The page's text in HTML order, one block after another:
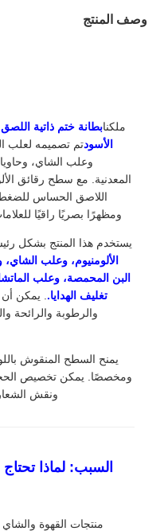
وصف المنتج
ملكنابطانة ختم ذاتية
الأسودتم تصميمه لعلب
وعلب الشاي،
المعدنية. مع سطح رقائق
اللاصق الحساس
ومظهرًا بصريًا راقيًا
يستخدم هذا المنتج بشكل
الألومنيوم، وعلب
البن المحمصة، وعلب
تغليف الهدايا. . يمكن
والرطوبة والرائحة
يمنح السطح المنقوش
ومخصصًا. يمكن تخصيص
ونقش الشعار
السبب: لماذا
منتجات القهوة